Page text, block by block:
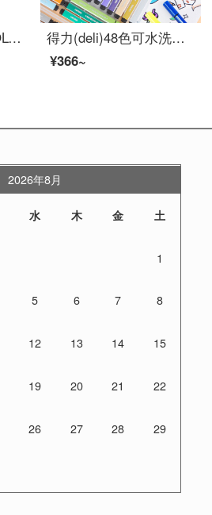
凯蒂卡乐（KIDDYCOLOR）儿童画画套装 106件木盒画笔套装彩笔套装 水彩笔蜡笔油画棒彩铅绘画套装
得力(deli)48色可水洗水彩笔 易握粗三角 学生儿童涂色颜色马克笔画笔套装文具美术用品33986-48
¥366~
2026年8月
水 木 金 土
1
5 6 7 8
12 13 14 15
19 20 21 22
26 27 28 29